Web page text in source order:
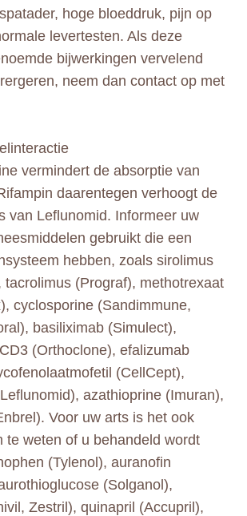
hoge bloeddruk, pijn op
levertesten. Als deze
bijwerkingen vervelend
neem dan contact op met
vermindert de absorptie van
daarentegen verhoogt de
van Leflunomid. Informeer uw
gebruikt die een
hebben, zoals sirolimus
tacrolimus (Prograf), methotrexaat
cyclosporine (Sandimmune,
basiliximab (Simulect),
(Orthoclone), efalizumab
(CellCept),
azathioprine (Imuran),
Voor uw arts is het ook
te weten of u behandeld wordt
(Tylenol), auranofin
(Solganol),
Zestril), quinapril (Accupril),